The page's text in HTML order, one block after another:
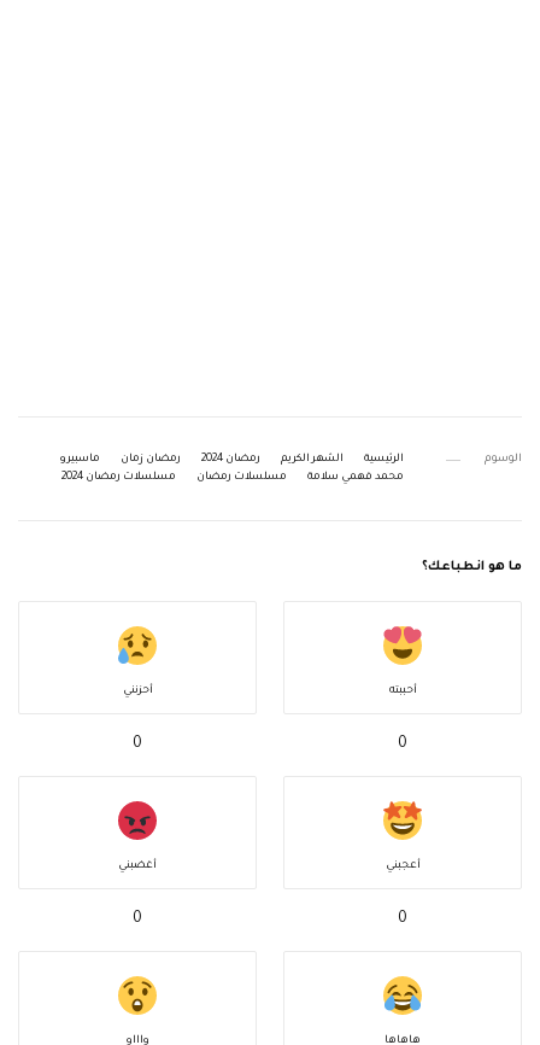
الوسوم الرئيسية الشهر الكريم رمضان 2024 رمضان زمان
ماسبيرو
محمد فهمي سلامة
مسلسلات رمضان مسلسلات رمضان 2024
ما هو انطباعك؟
أحببته
0
أحزنني
0
أعجبني
0
أغضبني
0
هاهاها واااو